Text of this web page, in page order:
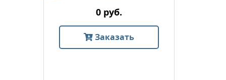
0 руб.
Заказать